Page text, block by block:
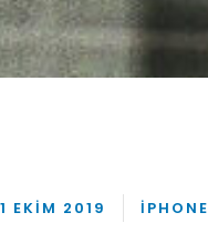
1 EKIM 2019 IPHONE